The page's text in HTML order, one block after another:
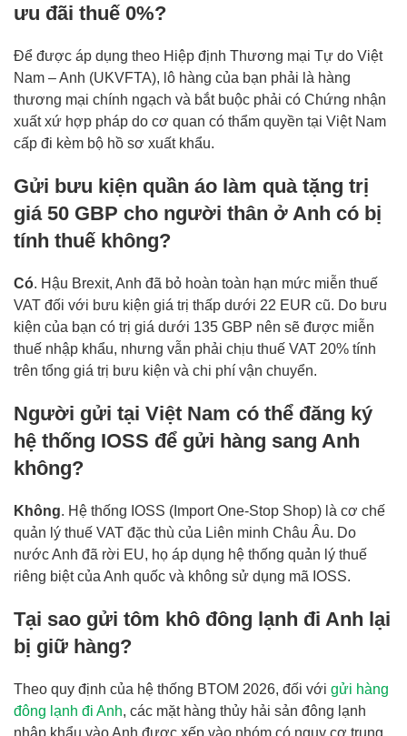
ưu đãi thuế 0%?
Để được áp dụng theo Hiệp định Thương mại Tự do Việt
Nam – Anh (UKVFTA), lô hàng của bạn phải là hàng
thương mại chính ngạch và bắt buộc phải có Chứng nhận
xuất xứ hợp pháp do cơ quan có thẩm quyền tại Việt Nam
cấp đi kèm bộ hồ sơ xuất khẩu.
Gửi bưu kiện quần áo làm quà tặng trị
giá 50 GBP cho người thân ở Anh có bị
tính thuế không?
Có. Hậu Brexit, Anh đã bỏ hoàn toàn hạn mức miễn thuế
VAT đối với bưu kiện giá trị thấp dưới 22 EUR cũ. Do bưu
kiện của bạn có trị giá dưới 135 GBP nên sẽ được miễn
thuế nhập khẩu, nhưng vẫn phải chịu thuế VAT 20% tính
trên tổng giá trị bưu kiện và chi phí vận chuyển.
Người gửi tại Việt Nam có thể đăng ký
hệ thống IOSS để gửi hàng sang Anh
không?
Không. Hệ thống IOSS (Import One-Stop Shop) là cơ chế
quản lý thuế VAT đặc thù của Liên minh Châu Âu. Do
nước Anh đã rời EU, họ áp dụng hệ thống quản lý thuế
riêng biệt của Anh quốc và không sử dụng mã IOSS.
Tại sao gửi tôm khô đông lạnh đi Anh lại
bị giữ hàng?
Theo quy định của hệ thống BTOM 2026, đối với gửi hàng
đông lạnh đi Anh, các mặt hàng thủy hải sản đông lạnh
nhập khẩu vào Anh được xếp vào nhóm có nguy cơ trung